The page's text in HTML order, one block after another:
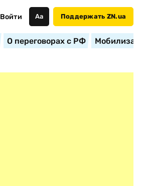
Войти Аа Поддержать ZN.ua
О переговорах с РФ